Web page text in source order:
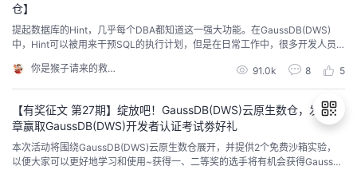
仓】
提起数据库的Hint，几乎每个DBA都知道这一强大功能。在GaussDB(DWS)
中，Hint可以被用来干预SQL的执行计划，但是在日常工作中，很多开发人员
看，你的JoinHint为什么不生效？
你是猴子请来的救兵吗 91.0k 8 5
【有奖征文 第27期】绽放吧！GaussDB(DWS)云原生数仓，发表文
章赢取GaussDB(DWS)开发者认证考试劵好礼
本次活动将围绕GaussDB(DWS)云原生数仓展开，并提供2个免费沙箱实验，
以便大家可以更好地学习和使用~获得一、二等奖的选手将有机会获得GaussD